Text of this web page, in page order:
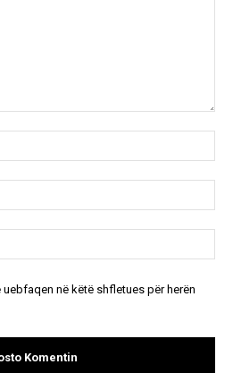
uebfaqen në këtë shfletues për herën